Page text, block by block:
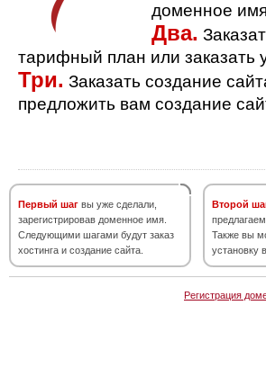
доменное
Два.
тарифный план или заказать
Три. Заказать создание
предложить вам создание
Первый шаг вы уже сделали,
зарегистрировав доменное имя.
Следующими шагами будут заказ
хостинга и создание сайта.
Второй
Также вы
установку
Регистрация